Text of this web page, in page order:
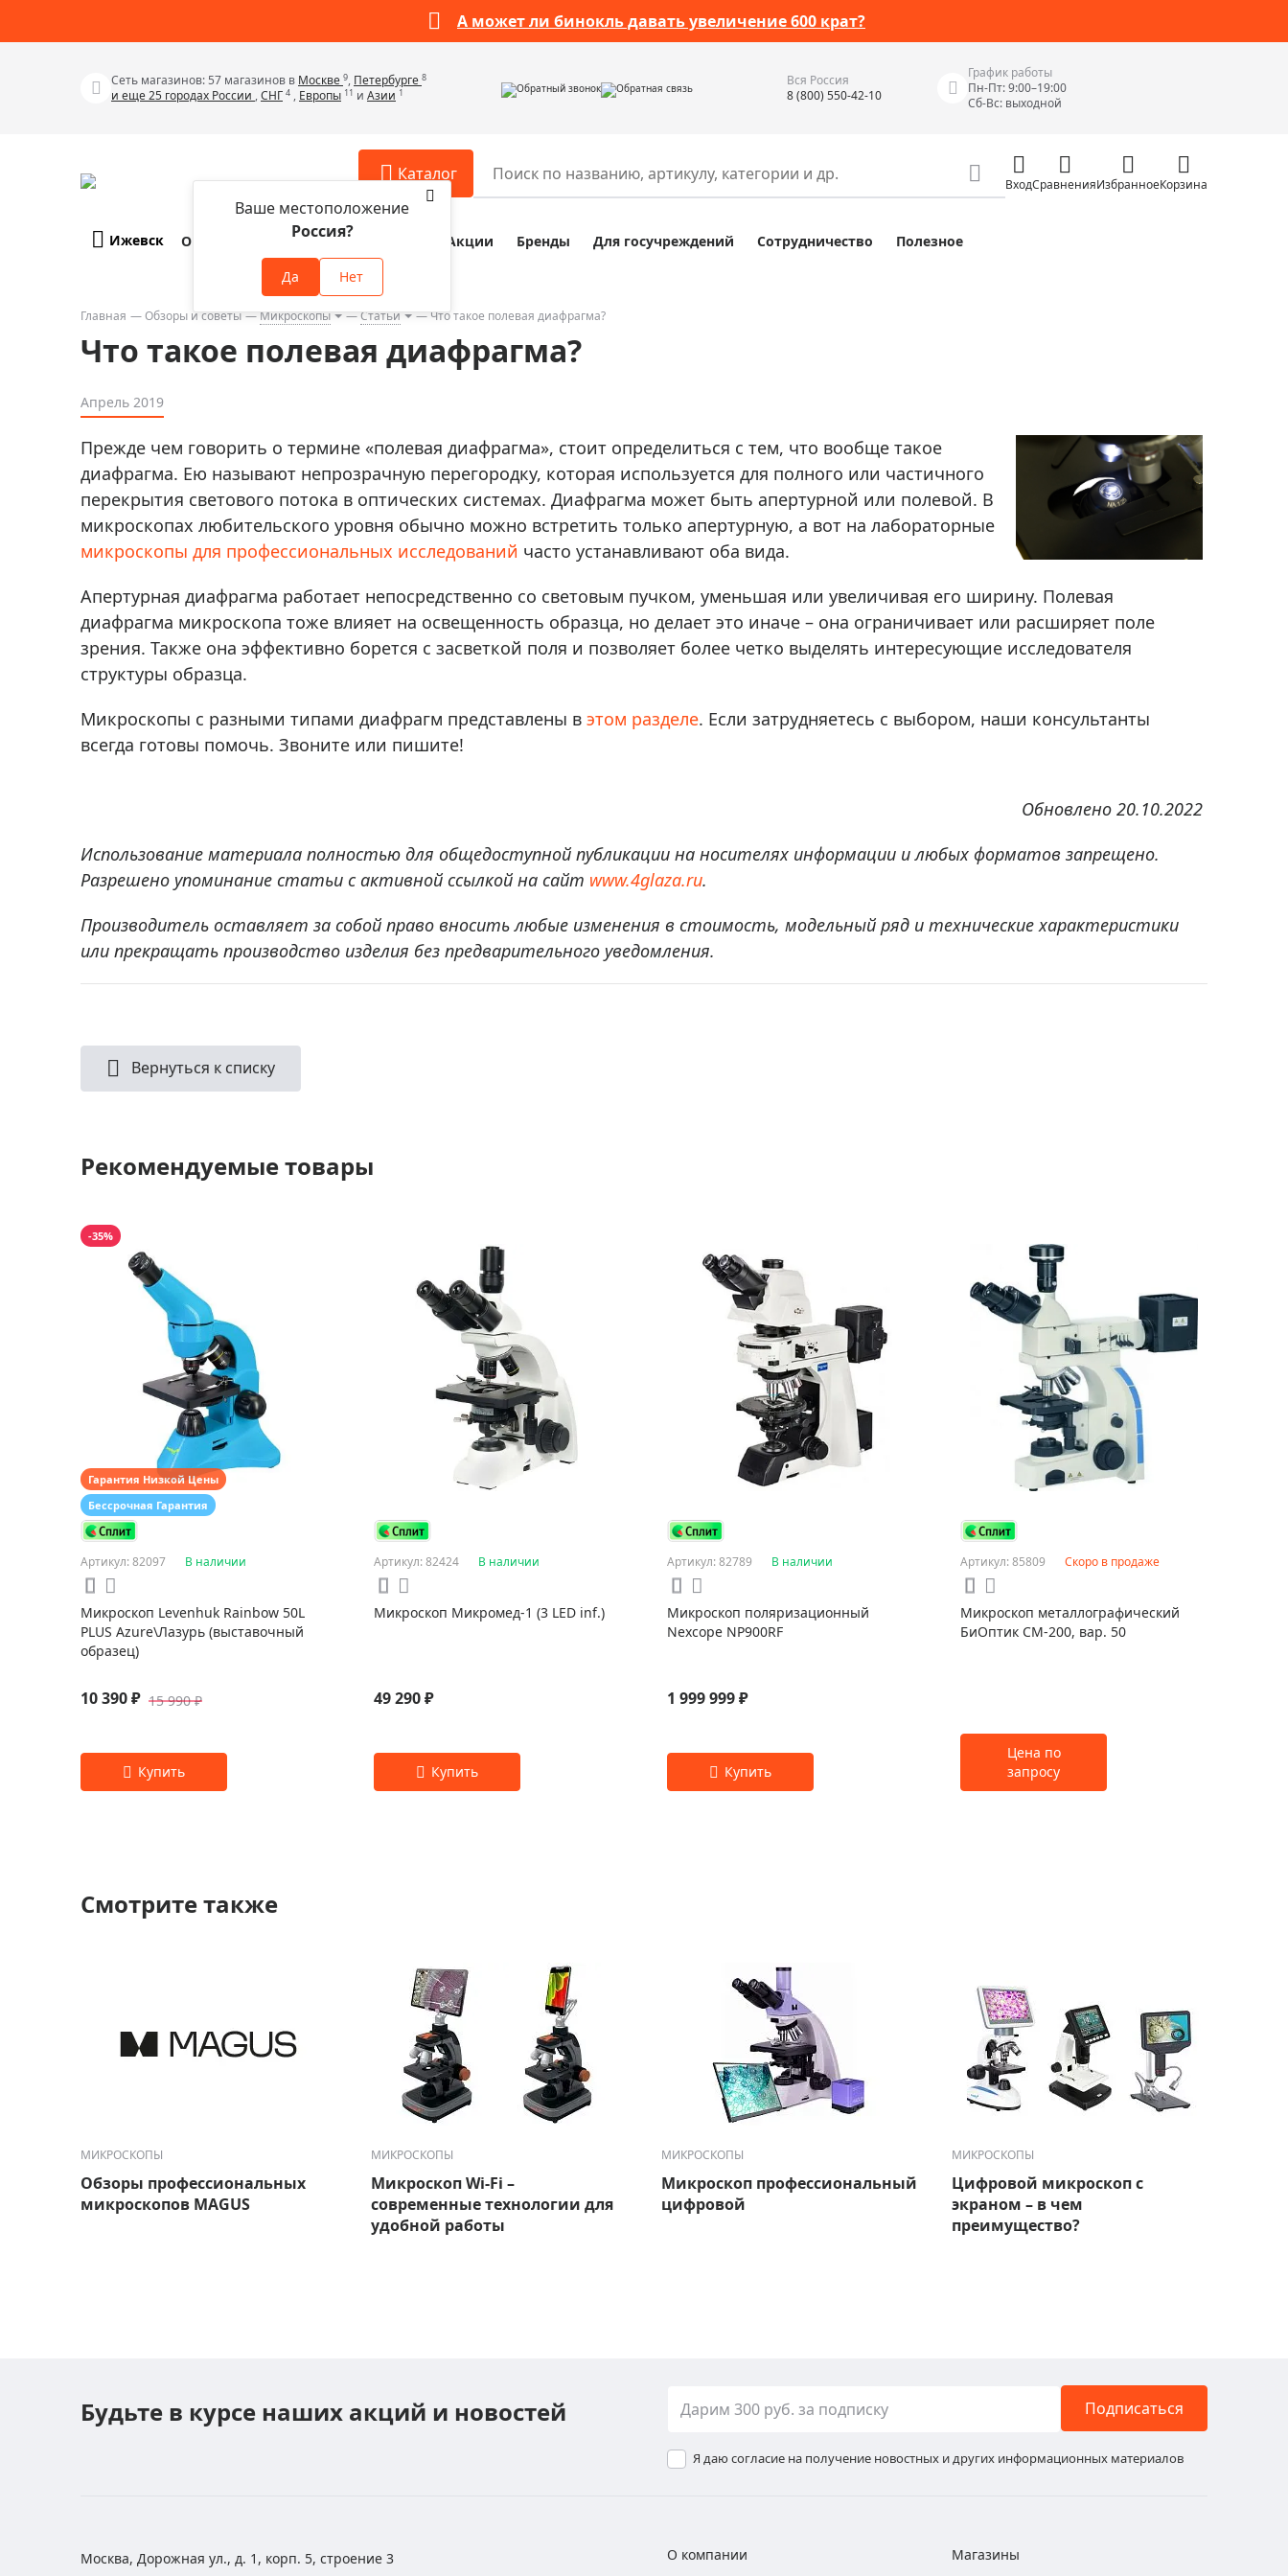
А может ли бинокль давать увеличение 600 крат?
Сеть магазинов: 57 магазинов в Москве 9, Петербурге 8
и еще 25 городах России ,СНГ 4 , Европы 11 и Азии 1 Обратный звонок Обратная связь
Вся Россия
8 (800) 550-42-10
График работы
Пн-Пт: 9:00–19:00
Сб-Вс: выходной
Каталог
Телескопы
Бинокли
Зрительные трубы
Приборы ночного видения
Тепловизоры
Прицелы
Фотогаджеты
Метеостанции, барометры, часы
Discovery (Дискавери)
Оптика для детей Levenhuk LabZZ
Подарки
Аксессуары для микроскопов
Аксессуары для зрительных труб
Аксессуары для биноклей
видения
Распродажа оптики по специальным
Разное
Лазерные дальномеры
Штативы
Сумки, кейсы, чехлы
Средства для очистки оптики
Карты, постеры, литература
Фонари
Экшн-камеры
Измерительные инструменты
Приборы теплового контроля
Приборы для обслуживания сетей
Детекторы проводки
Влагомеры (датчики влажности)
Лазерные дальномеры
среды
Термометры кулинарные (термощупы)
Видеоэндоскопы
Тестеры качества воды
ВходСравненияИзбранноеКорзина
Ижевск
Ваше местоположение
Россия?
Да Нет
О компании Оплата и доставка Акции Бренды Для госучреждений Сотрудничество Полезное
Главная Обзоры и советы Микроскопы Статьи Что такое полевая диафрагма?
Что такое полевая диафрагма?
Апрель 2019
Прежде чем говорить о термине «полевая диафрагма», стоит определиться с тем, что вообще такое
диафрагма. Ею называют непрозрачную перегородку, которая используется для полного или частичного
перекрытия светового потока в оптических системах. Диафрагма может быть апертурной или полевой. В
микроскопах любительского уровня обычно можно встретить только апертурную, а вот на лабораторные
микроскопы для профессиональных исследований часто устанавливают оба вида.
Апертурная диафрагма работает непосредственно со световым пучком, уменьшая или увеличивая его ширину. Полевая
диафрагма микроскопа тоже влияет на освещенность образца, но делает это иначе – она ограничивает или расширяет поле
зрения. Также она эффективно борется с засветкой поля и позволяет более четко выделять интересующие исследователя
структуры образца.
Микроскопы с разными типами диафрагм представлены в этом разделе. Если затрудняетесь с выбором, наши консультанты
всегда готовы помочь. Звоните или пишите!
Обновлено 20.10.2022
Использование материала полностью для общедоступной публикации на носителях информации и любых форматов запрещено.
Разрешено упоминание статьи с активной ссылкой на сайт www.4glaza.ru.
Производитель оставляет за собой право вносить любые изменения в стоимость, модельный ряд и технические характеристики
или прекращать производство изделия без предварительного уведомления.
Вернуться к списку
Рекомендуемые товары
-35%
Гарантия Низкой Цены
Бессрочная Гарантия
Артикул: 82097 В наличии
Микроскоп Levenhuk Rainbow 50L
PLUS Azure\Лазурь (выставочный
образец)
10 390 ₽ 15 990 ₽
Артикул: 82424 В наличии
Микроскоп Микромед-1 (3 LED inf.)
49 290 ₽
Артикул: 82789 В наличии
Микроскоп поляризационный
Nexcope NP900RF
1 999 999 ₽
Артикул: 85809 Скоро в продаже
Микроскоп металлографический
БиОптик CM-200, вар. 50
Цена по
запросу
Смотрите также
МИКРОСКОПЫ
Обзоры профессиональных
микроскопов MAGUS
МИКРОСКОПЫ
Микроскоп Wi-Fi –
современные технологии для
удобной работы
МИКРОСКОПЫ
Микроскоп профессиональный
цифровой
МИКРОСКОПЫ
Цифровой микроскоп с
экраном – в чем
преимущество?
Будьте в курсе наших акций и новостей Подписаться
Я даю согласие на получение новостных и других информационных материалов
Москва, Дорожная ул., д. 1, корп. 5, строение 3 О компании Магазины